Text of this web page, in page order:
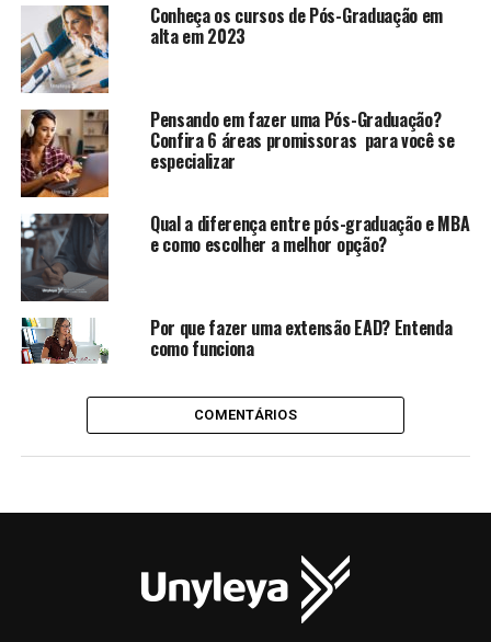
Conheça os cursos de Pós-Graduação em
alta em 2023
Pensando em fazer uma Pós-Graduação?
Confira 6 áreas promissoras para você se
especializar
Qual a diferença entre pós-graduação e MBA
e como escolher a melhor opção?
Por que fazer uma extensão EAD? Entenda
como funciona
COMENTÁRIOS